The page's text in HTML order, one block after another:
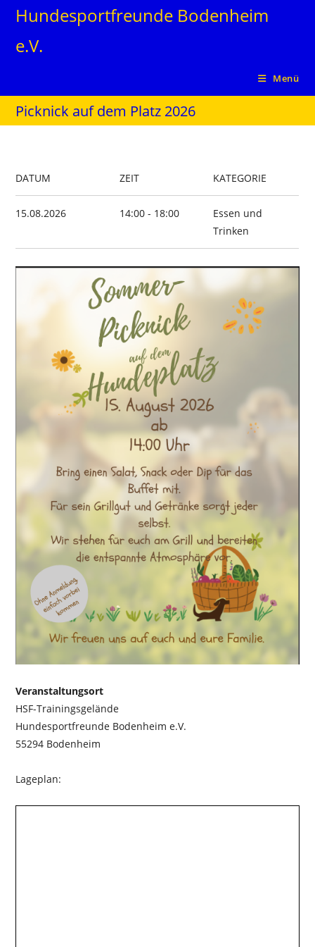
Zum
Inhalt
springen
Hundesportfreunde Bodenheim
e.V.
Menü
Picknick auf dem Platz 2026
DATUM ZEIT KATEGORIE
15.08.2026 14:00 - 18:00
Essen und
Trinken
Veranstaltungsort
HSF-Trainingsgelände
Hundesportfreunde Bodenheim e.V.
55294 Bodenheim
Lageplan: